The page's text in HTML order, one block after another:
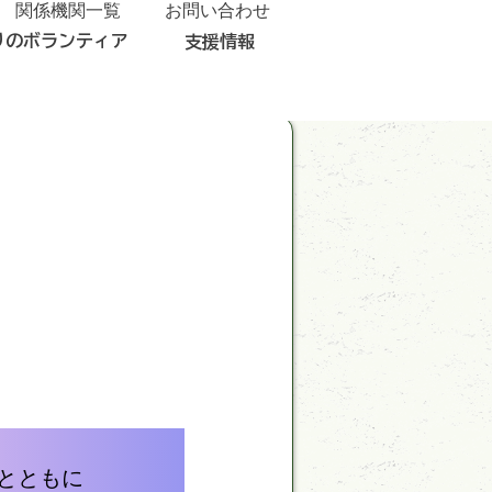
関係機関一覧 お問い合わせ
のボランティア 支援情報
ともに